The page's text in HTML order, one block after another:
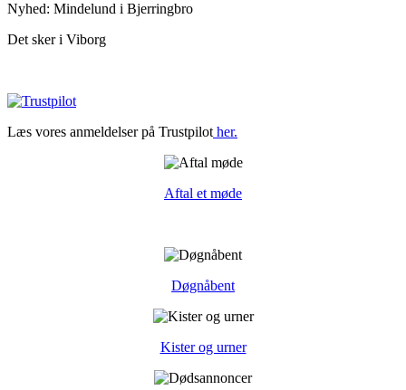
Nyhed: Mindelund i Bjerringbro
Det sker i Viborg
Læs vores anmeldelser på Trustpilot her.
Aftal et møde
Døgnåbent
Kister og urner